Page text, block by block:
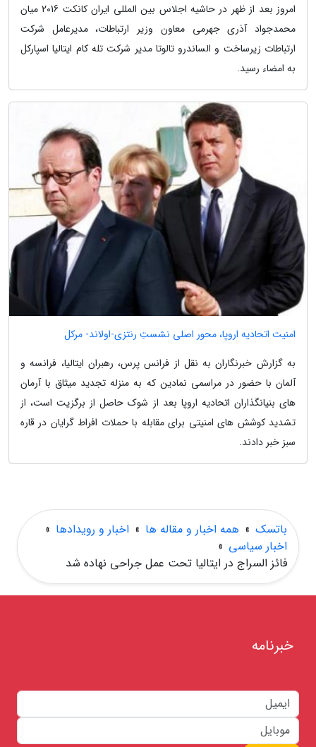
امروز بعد از ظهر در حاشیه اجلاس بین المللی ایران کانکت 2016 میان
محمدجواد آذری جهرمی معاون وزیر ارتباطات، مدیرعامل شرکت
ارتباطات زیرساخت و الساندرو تالوتا مدیر شرکت تله کام ایتالیا اسپارکل
به امضاء رسید.
امنیت اتحادیه اروپا، محور اصلی نشستِ رنتزی-اولاند- مرکل
به گزارش خبرنگاران به نقل از فرانس پرس، رهبران ایتالیا، فرانسه و
آلمان با حضور در مراسمی نمادین که به منزله تجدید میثاق با آرمان
های بنیانگذاران اتحادیه اروپا بعد از شوک حاصل از برگزیت است، از
تشدید کوشش های امنیتی برای مقابله با حملات افراط گرایان در قاره
سبز خبر دادند.
باتسک » همه اخبار و مقاله ها » اخبار و رویدادها »
اخبار سیاسی »
فائز السراج در ایتالیا تحت عمل جراحی نهاده شد
خبرنامه